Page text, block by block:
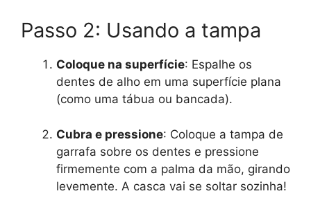
Passo 2: Usando a tampa
Coloque na superfície: Espalhe os
dentes de alho em uma superfície plana
(como uma tábua ou bancada).
Cubra e pressione: Coloque a tampa de
garrafa sobre os dentes e pressione
firmemente com a palma da mão, girando
levemente. A casca vai se soltar sozinha!